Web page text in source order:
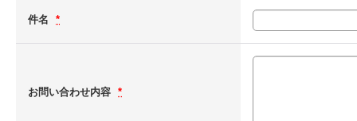
件名 *
お問い合わせ内容 *